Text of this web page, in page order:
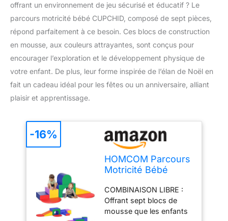
offrant un environnement de jeu sécurisé et éducatif ? Le
parcours motricité bébé CUPCHID, composé de sept pièces,
répond parfaitement à ce besoin. Ces blocs de construction
en mousse, aux couleurs attrayantes, sont conçus pour
encourager l’exploration et le développement physique de
votre enfant. De plus, leur forme inspirée de l’élan de Noël en
fait un cadeau idéal pour les fêtes ou un anniversaire, alliant
plaisir et apprentissage.
HOMCOM Parcours
Motricité Bébé
Mousse 7PCS
Multicolore
COMBINAISON LIBRE :
Offrant sept blocs de
mousse que les enfants
-16%